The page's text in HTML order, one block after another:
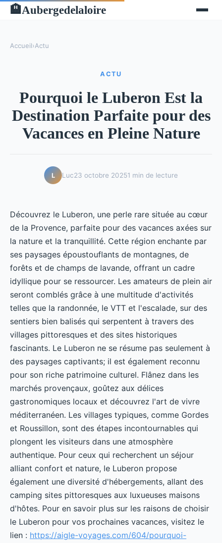
🏨Aubergedelaloire
Accueil›Actu
ACTU
Pourquoi le Luberon Est la
Destination Parfaite pour des
Vacances en Pleine Nature
L Luc23 octobre 20251 min de lecture
Découvrez le Luberon, une perle rare située au cœur
de la Provence, parfaite pour des vacances axées sur
la nature et la tranquillité. Cette région enchante par
ses paysages époustouflants de montagnes, de
forêts et de champs de lavande, offrant un cadre
idyllique pour se ressourcer. Les amateurs de plein air
seront comblés grâce à une multitude d'activités
telles que la randonnée, le VTT et l'escalade, sur des
sentiers bien balisés qui serpentent à travers des
villages pittoresques et des sites historiques
fascinants. Le Luberon ne se résume pas seulement à
des paysages captivants; il est également reconnu
pour son riche patrimoine culturel. Flânez dans les
marchés provençaux, goûtez aux délices
gastronomiques locaux et découvrez l'art de vivre
méditerranéen. Les villages typiques, comme Gordes
et Roussillon, sont des étapes incontournables qui
plongent les visiteurs dans une atmosphère
authentique. Pour ceux qui recherchent un séjour
alliant confort et nature, le Luberon propose
également une diversité d'hébergements, allant des
camping sites pittoresques aux luxueuses maisons
d'hôtes. Pour en savoir plus sur les raisons de choisir
le Luberon pour vos prochaines vacances, visitez le
lien : https://aigle-voyages.com/604/pourquoi-